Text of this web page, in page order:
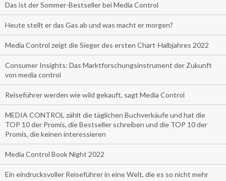
Das ist der Sommer-Bestseller bei Media Control
Heute stellt er das Gas ab und was macht er morgen?
Media Control zeigt die Sieger des ersten Chart-Halbjahres 2022
Consumer Insights: Das Marktforschungsinstrument der Zukunft
von media control
Reiseführer werden wie wild gekauft, sagt Media Control
MEDIA CONTROL zählt die täglichen Buchverkäufe und hat die
TOP 10 der Promis, die Bestseller schreiben und die TOP 10 der
Promis, die keinen interessieren
Media Control Book Night 2022
Ein eindrucksvoller Reiseführer in eine Welt, die es so nicht mehr